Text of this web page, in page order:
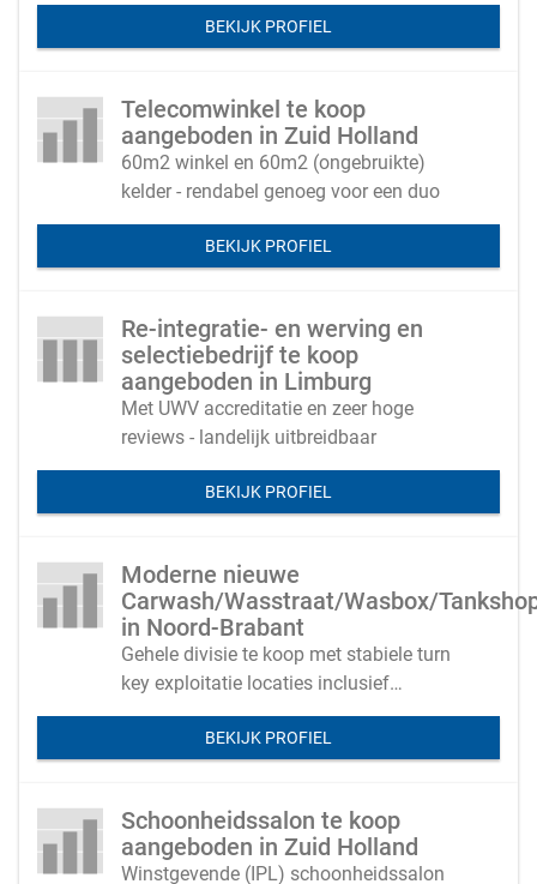
BEKIJK PROFIEL
Telecomwinkel te koop
aangeboden in Zuid Holland
60m2 winkel en 60m2 (ongebruikte)
kelder - rendabel genoeg voor een duo
BEKIJK PROFIEL
Re-integratie- en werving en
selectiebedrijf te koop
aangeboden in Limburg
Met UWV accreditatie en zeer hoge
reviews - landelijk uitbreidbaar
BEKIJK PROFIEL
Moderne nieuwe
Carwash/Wasstraat/Wasbox/
in Noord-Brabant
Gehele divisie te koop met stabiele turn
key exploitatie locaties inclusief
registraties van verschillende carwash
wasstraten wasboxen storages shop
opslagboxen
BEKIJK PROFIEL
Schoonheidssalon te koop
aangeboden in Zuid Holland
Winstgevende (IPL) schoonheidssalon